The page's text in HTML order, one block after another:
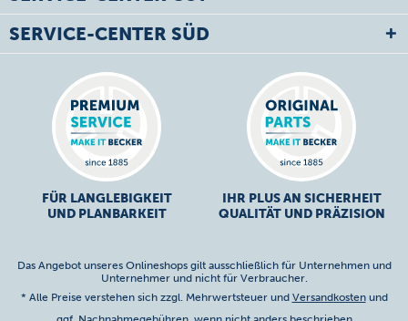
SERVICE-CENTER SÜD
FÜR LANGLEBIGKEIT
UND PLANBARKEIT
IHR PLUS AN SICHERHEIT
QUALITÄT UND PRÄZISION
Das Angebot unseres Onlineshops gilt ausschließlich für Unternehmen und
Unternehmer und nicht für Verbraucher.
* Alle Preise verstehen sich zzgl. Mehrwertsteuer und Versandkostenund